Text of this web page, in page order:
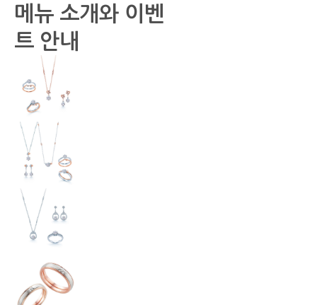
메뉴 소개와 이벤
트 안내